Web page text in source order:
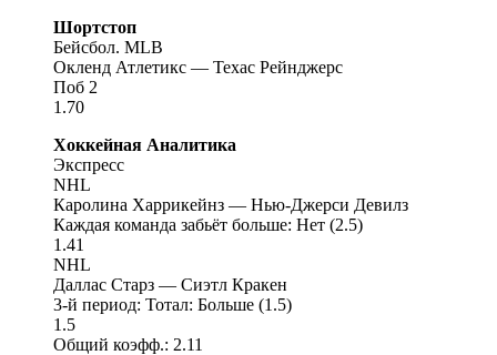
Шортстоп
Бейсбол. MLB
Окленд Атлетикс — Техас Рейнджерс
Поб 2
1.70
Хоккейная Аналитика
Экспресс
NHL
Каролина Харрикейнз — Нью-Джерси Девилз
Каждая команда забьёт больше: Нет (2.5)
1.41
NHL
Даллас Старз — Сиэтл Кракен
3-й период: Тотал: Больше (1.5)
1.5
Общий коэфф.: 2.11